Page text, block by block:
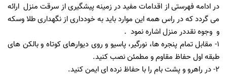
در ادامه فهرستی از اقدامات مفید در زمینه پیشگیری از سرقت منزل ارائه
می گردد که در راس همه این موارد باید به خودداری از نگهداری طلا وسکه
و وجوه نقددر منزل اشاره نمود .
۱- مقابل تمام پنجره ها، نورگیر، پاسیو و روی دیوارهای کوتاه و بالکن های
طبقه اول حفاظ مقاوم و مطمئن نصب کنید.
۲- در راهرو و پشت بام را با حفاظ نرده ای ایمن کنید.